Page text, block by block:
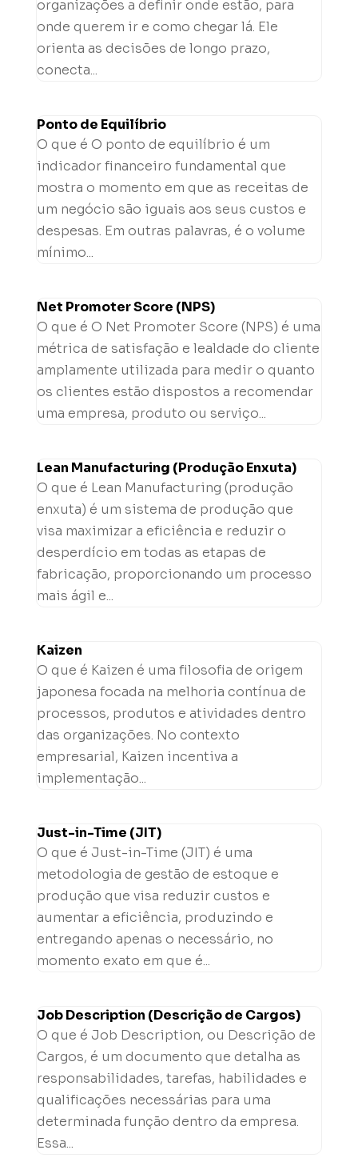
organizações a definir onde estão, para
onde querem ir e como chegar lá. Ele
orienta as decisões de longo prazo,
conecta...
Ponto de Equilíbrio
O que é O ponto de equilíbrio é um
indicador financeiro fundamental que
mostra o momento em que as receitas de
um negócio são iguais aos seus custos e
despesas. Em outras palavras, é o volume
mínimo...
Net Promoter Score (NPS)
O que é O Net Promoter Score (NPS) é uma
métrica de satisfação e lealdade do cliente
amplamente utilizada para medir o quanto
os clientes estão dispostos a recomendar
uma empresa, produto ou serviço...
Lean Manufacturing (Produção Enxuta)
O que é Lean Manufacturing (produção
enxuta) é um sistema de produção que
visa maximizar a eficiência e reduzir o
desperdício em todas as etapas de
fabricação, proporcionando um processo
mais ágil e...
Kaizen
O que é Kaizen é uma filosofia de origem
japonesa focada na melhoria contínua de
processos, produtos e atividades dentro
das organizações. No contexto
empresarial, Kaizen incentiva a
implementação...
Just-in-Time (JIT)
O que é Just-in-Time (JIT) é uma
metodologia de gestão de estoque e
produção que visa reduzir custos e
aumentar a eficiência, produzindo e
entregando apenas o necessário, no
momento exato em que é...
Job Description (Descrição de Cargos)
O que é Job Description, ou Descrição de
Cargos, é um documento que detalha as
responsabilidades, tarefas, habilidades e
qualificações necessárias para uma
determinada função dentro da empresa.
Essa...